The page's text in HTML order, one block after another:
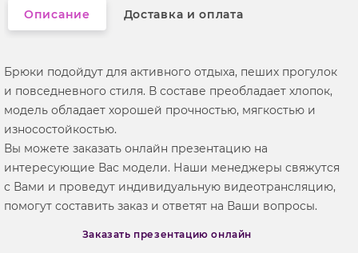
Описание Доставка и оплата
Брюки подойдут для активного отдыха, пеших прогулок
и повседневного стиля. В составе преобладает хлопок,
модель обладает хорошей прочностью, мягкостью и
износостойкостью.
Вы можете заказать онлайн презентацию на
интересующие Вас модели. Наши менеджеры свяжутся
с Вами и проведут индивидуальную видеотрансляцию,
помогут составить заказ и ответят на Ваши вопросы.
Заказать презентацию онлайн